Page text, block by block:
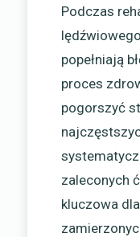
Podczas
popełniają
proces
pogorszyć
zaleconych
kluczowa